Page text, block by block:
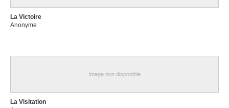
La Victoire
Anonyme
Image non disponible
La Visitation